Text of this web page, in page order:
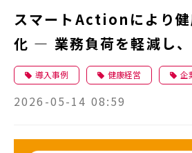
スマートActionにより健
化 ― 業務負荷を軽減し
康経営体制を構築 ―
導入事例 健康経営 企
2026-05-14 08:59